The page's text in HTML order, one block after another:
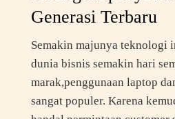
Generasi Terbaru
Semakin majunya teknologi
dunia bisnis semakin hari
marak,penggunaan laptop
sangat populer. Karena